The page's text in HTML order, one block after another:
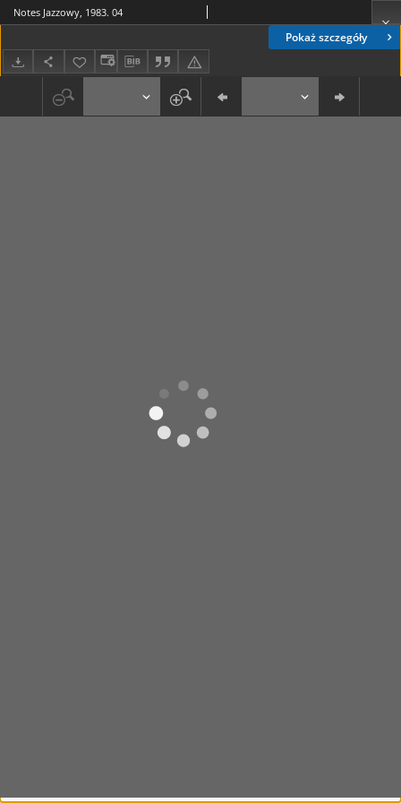
Pokaż szczegóły
Notes Jazzowy, 1983. 04